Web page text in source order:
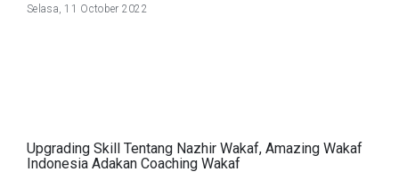
Selasa, 11 October 2022
Upgrading Skill Tentang Nazhir Wakaf, Amazing Wakaf
Indonesia Adakan Coaching Wakaf